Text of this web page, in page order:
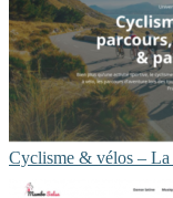
Cyclisme & vélos – La